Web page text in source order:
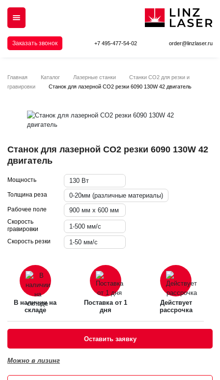
Заказать звонок +7 495-477-54-02 order@linzlaser.ru
Главная Каталог Лазерные станки
Станки СО2 для резки и
гравировки
Станок для лазерной CO2 резки 6090 130W 42 двигатель
Станок для лазерной CO2 резки 6090 130W 42
двигатель
Мощность 130 Вт
Толщина реза 0-20мм (различные материалы)
Рабочее поле 900 мм х 600 мм
Скорость
гравировки
1-500 мм/с
Скорость резки 1-50 мм/с
В наличии на
складе
Поставка от 1
дня
Действует
рассрочка
Оставить заявку
Можно в лизинг